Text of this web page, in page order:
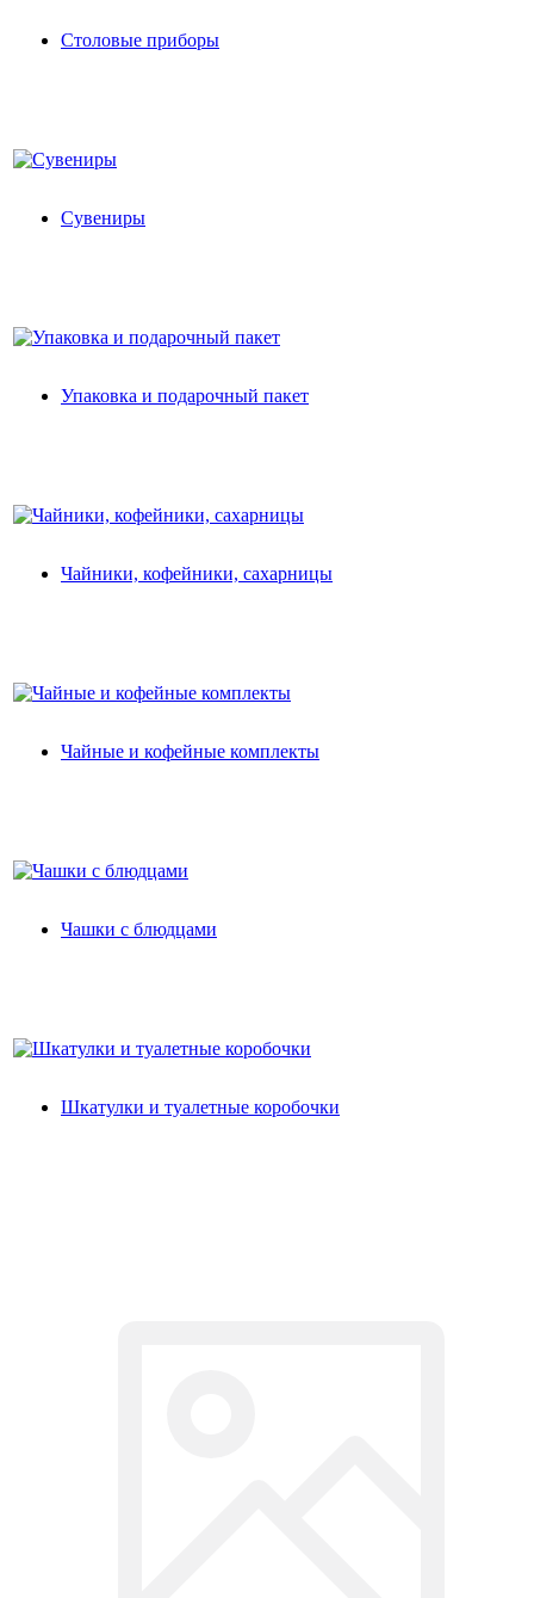
Столовые приборы
Сувениры
Упаковка и подарочный пакет
Чайники, кофейники, сахарницы
Чайные и кофейные комплекты
Чашки с блюдцами
Шкатулки и туалетные коробочки